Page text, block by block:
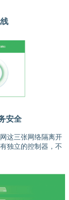
安全
这三张网络隔离开
独立的控制器，不